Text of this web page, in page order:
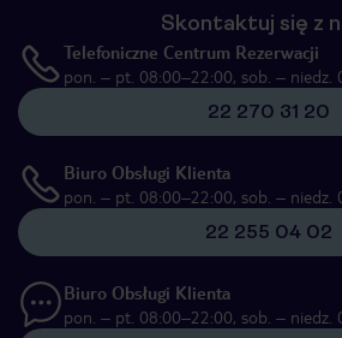
Skontaktuj się z
Telefoniczne Centrum Rezerwacji
pon. – pt. 08:00–22:00, sob. – niedz.
22 270 31 20
Biuro Obsługi Klienta
pon. – pt. 08:00–22:00, sob. – niedz.
22 255 04 02
Biuro Obsługi Klienta
pon. – pt. 08:00–22:00, sob. – niedz.